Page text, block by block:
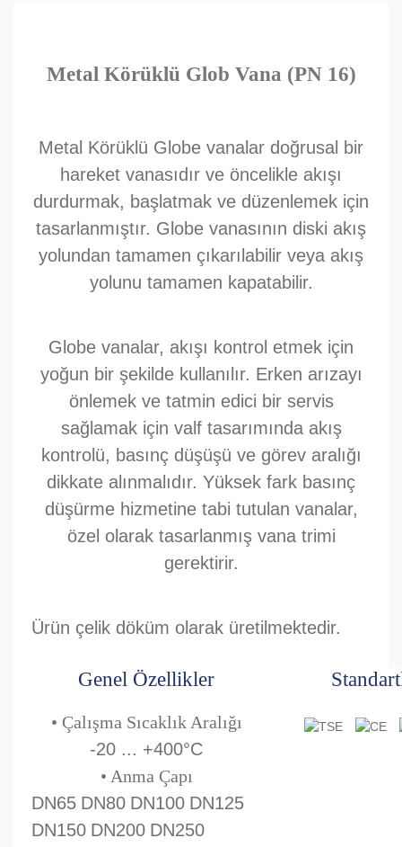
Metal Körüklü Glob Vana (PN 16)
Metal Körüklü Globe vanalar doğrusal bir
hareket vanasıdır ve öncelikle akışı
durdurmak, başlatmak ve düzenlemek için
tasarlanmıştır. Globe vanasının diski akış
yolundan tamamen çıkarılabilir veya akış
yolunu tamamen kapatabilir.
Globe vanalar, akışı kontrol etmek için
yoğun bir şekilde kullanılır. Erken arızayı
önlemek ve tatmin edici bir servis
sağlamak için valf tasarımında akış
kontrolü, basınç düşüşü ve görev aralığı
dikkate alınmalıdır. Yüksek fark basınç
düşürme hizmetine tabi tutulan vanalar,
özel olarak tasarlanmış vana trimi
gerektirir.
Ürün çelik döküm olarak üretilmektedir.
Genel Özellikler
• Çalışma Sıcaklık Aralığı
-20 ... +400°C
• Anma Çapı
DN65 DN80 DN100 DN125
DN150 DN200 DN250